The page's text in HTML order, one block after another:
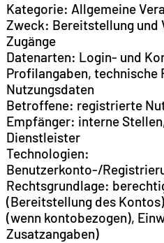
Kategorie: Allgemeine
Zweck: Bereitstellung und
Zugänge
Datenarten: Login- und
Profilangaben, technische
Nutzungsdaten
Betroffene: registrierte
Empfänger: interne
Dienstleister
Technologien:
Benutzerkonto-/
Rechtsgrundlage:
(Bereitstellung des
(wenn kontobezogen),
Zusatzangaben)